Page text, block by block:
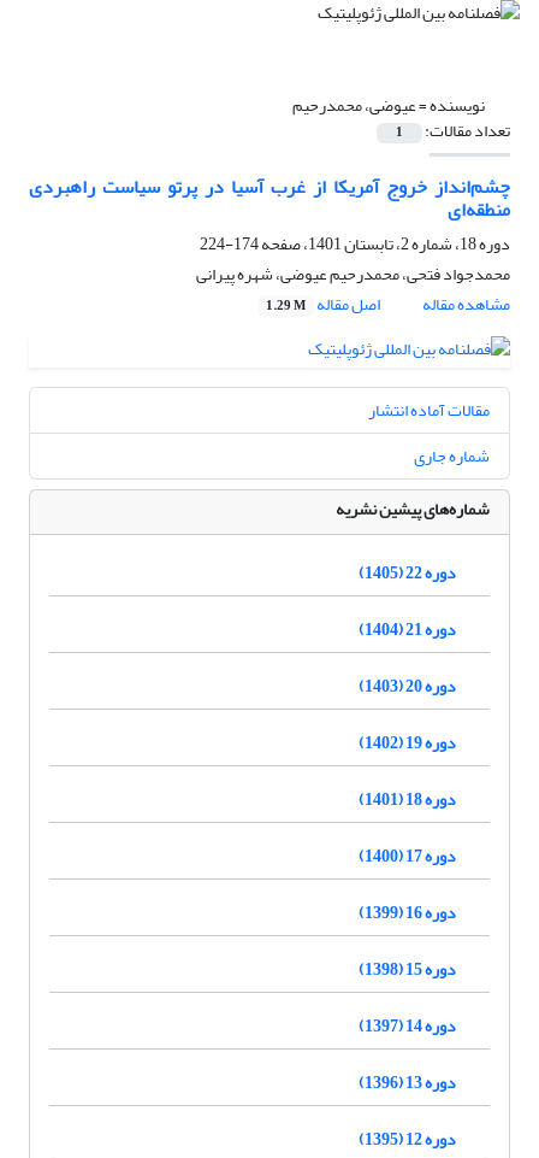
نویسنده =عیوضی، محمدرحیم
تعداد مقالات: 1
چشم‌انداز خروج آمریکا از غرب آسیا در پرتو سیاست راهبردی
منطقه‌ای
دوره 18، شماره 2، تابستان 1401، صفحه
174-224
محمدجواد فتحی، محمدرحیم عیوضی، شهره پیرانی
مشاهده مقاله
اصل مقاله 1.29 M
مقالات آماده انتشار
شماره جاری
شماره‌های پیشین نشریه
دوره 22 (1405)
دوره 21 (1404)
دوره 20 (1403)
دوره 19 (1402)
دوره 18 (1401)
دوره 17 (1400)
دوره 16 (1399)
دوره 15 (1398)
دوره 14 (1397)
دوره 13 (1396)
دوره 12 (1395)